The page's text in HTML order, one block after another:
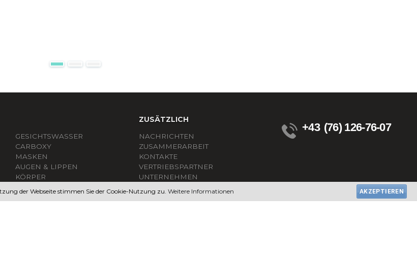
GESICHTSWASSER
СARBOXY
MASKEN
AUGEN & LIPPEN
KÖRPER
ZUSÄTZLICH
NACHRICHTEN
ZUSAMMERARBEIT
KONTAKTE
VERTRIEBSPARTNER
UNTERNEHMEN
FAQ
+43 (76) 126-76-07
der Webseite stimmen Sie der Cookie-Nutzung zu. Weitere Informationen AKZEPTIEREN